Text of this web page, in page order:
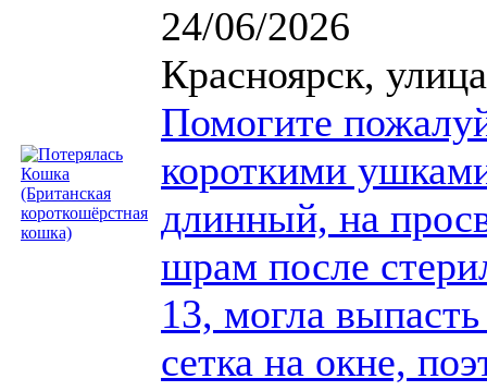
24/06/2026
Красноярск,
Помогите
короткими
длинный, на
шрам после
13, могла
сетка на окне,